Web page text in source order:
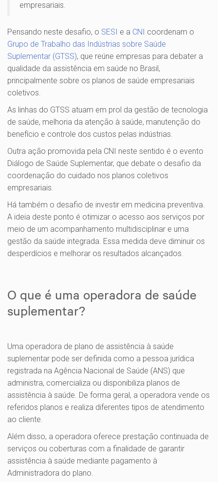
empresariais.
Pensando neste desafio, o SESI e a CNI coordenam o
Grupo de Trabalho das Indústrias sobre Saúde
Suplementar (GTSS), que reúne empresas para debater a
qualidade da assistência em saúde no Brasil,
principalmente sobre os planos de saúde empresariais
coletivos.
As linhas do GTSS atuam em prol da gestão de tecnologia
de saúde, melhoria da atenção à saúde, manutenção do
benefício e controle dos custos pelas indústrias.
Outra ação promovida pela CNI neste sentido é o evento
Diálogo de Saúde Suplementar, que debate o desafio da
coordenação do cuidado nos planos coletivos
empresariais.
Há também o desafio de investir em medicina preventiva.
A ideia deste ponto é otimizar o acesso aos serviços por
meio de um acompanhamento multidisciplinar e uma
gestão da saúde integrada. Essa medida deve diminuir os
desperdícios e melhorar os resultados alcançados.
O que é uma operadora de saúde
suplementar?
Uma operadora de plano de assistência à saúde
suplementar pode ser definida como a pessoa jurídica
registrada na Agência Nacional de Saúde (ANS) que
administra, comercializa ou disponibiliza planos de
assistência à saúde. De forma geral, a operadora vende os
referidos planos e realiza diferentes tipos de atendimento
ao cliente.
Além disso, a operadora oferece prestação continuada de
serviços ou coberturas com a finalidade de garantir
assistência à saúde mediante pagamento à
Administradora do plano.